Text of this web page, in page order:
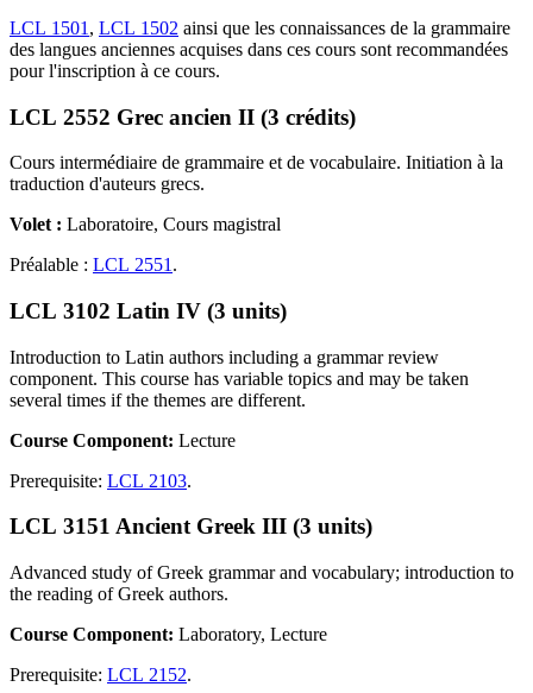
LCL 1501 , LCL 1502 ainsi que les connaissances de la grammaire
des langues anciennes acquises dans ces cours sont recommandées
pour l'inscription à ce cours.
LCL 2552 Grec ancien II (3 crédits)
Cours intermédiaire de grammaire et de vocabulaire. Initiation à la
traduction d'auteurs grecs.
Volet : Laboratoire, Cours magistral
Préalable : LCL 2551 .
LCL 3102 Latin IV (3 units)
Introduction to Latin authors including a grammar review
component. This course has variable topics and may be taken
several times if the themes are different.
Course Component: Lecture
Prerequisite: LCL 2103.
LCL 3151 Ancient Greek III (3 units)
Advanced study of Greek grammar and vocabulary; introduction to
the reading of Greek authors.
Course Component: Laboratory, Lecture
Prerequisite: LCL 2152.